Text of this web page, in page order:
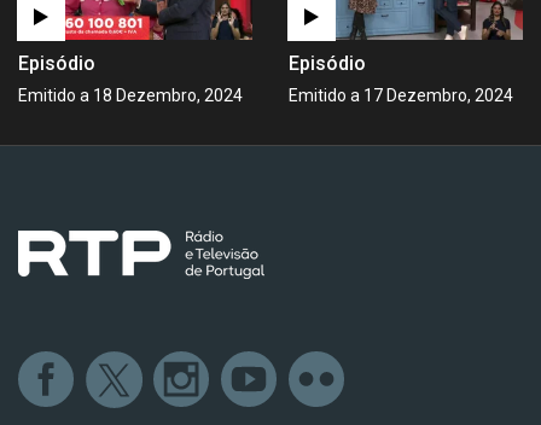
Episódio
Emitido a 18 Dezembro, 2024
Episódio
Emitido a 17 Dezembro, 2024